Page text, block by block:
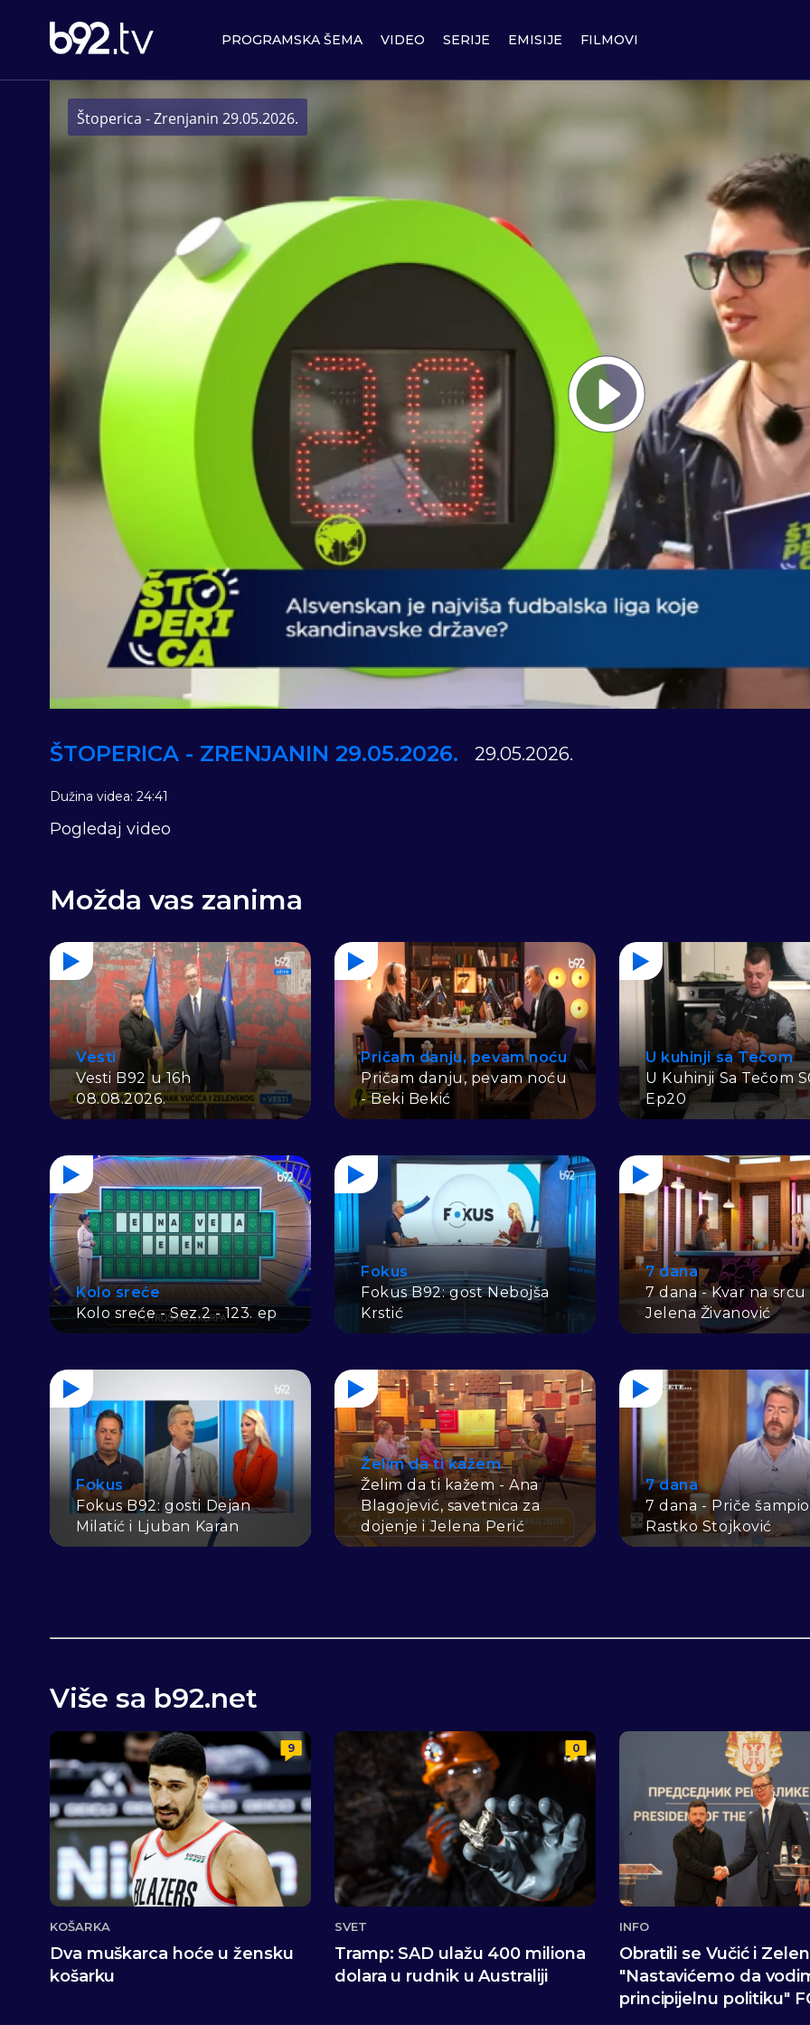
PROGRAMSKA ŠEMA VIDEO SERIJE EMISIJE FILMOVI
Play
Štoperica - Zrenjanin 29.05.2026.
ŠTOPERICA - ZRENJANIN 29.05.2026. 29.05.2026.
Dužina videa: 24:41
Pogledaj video
Možda vas zanima
Vesti
Vesti B92 u 16h
08.08.2026.
Pričam danju, pevam noću
Pričam danju, pevam noću
- Beki Bekić
U kuhinji sa Tečom
U Kuhinji Sa Tečom
Ep20
Kolo sreće
Kolo sreće - Sez.2 - 123. ep
Fokus
Fokus B92: gost Nebojša
Krstić
7 dana
7 dana - Kvar na srcu
Jelena Živanović
Fokus
Fokus B92: gosti Dejan
Milatić i Ljuban Karan
Želim da ti kažem
Želim da ti kažem - Ana
Blagojević, savetnica za
dojenje i Jelena Perić
7 dana
7 dana - Priče
Rastko Stojković
Više sa b92.net
9
KOŠARKA
Dva muškarca hoće u žensku
košarku
0
SVET
Tramp: SAD ulažu 400 miliona
dolara u rudnik u Australiji
INFO
Obratili se Vučić i
"Nastavićemo da
principijelnu politiku"